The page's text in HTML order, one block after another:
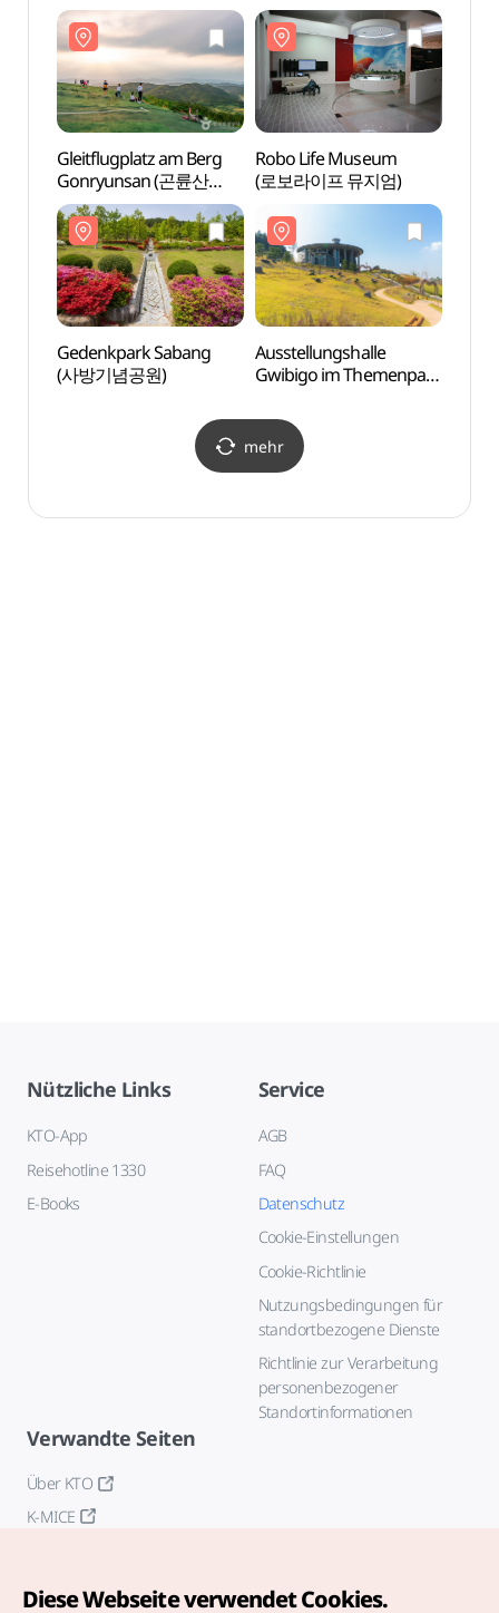
Gleitflugplatz am Berg
Gonryunsan (곤륜산
활공장)
Robo Life Museum
(로보라이프 뮤지엄)
Gedenkpark Sabang
(사방기념공원)
Ausstellungshalle
Gwibigo im Themenpark
(연오랑세오녀테마공원
귀비고)
mehr
Nützliche Links
KTO-App
Reisehotline 1330
E-Books
Service
AGB
FAQ
Datenschutz
Cookie-Einstellungen
Cookie-Richtlinie
Nutzungsbedingungen für
standortbezogene Dienste
Richtlinie zur Verarbeitung
personenbezogener
Standortinformationen
Verwandte Seiten
Über KTO
K-MICE
Diese Webseite verwendet Cookies.